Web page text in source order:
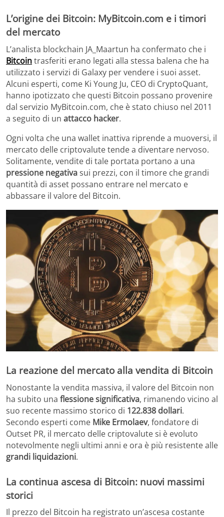
L’origine dei Bitcoin: MyBitcoin.com e i timori
del mercato
L’analista blockchain JA_Maartun ha confermato che i
Bitcointrasferiti erano legati alla stessa balena che ha
utilizzato i servizi di Galaxy per vendere i suoi asset.
Alcuni esperti, come Ki Young Ju, CEO di CryptoQuant,
hanno ipotizzato che questi Bitcoin possano provenire
dal servizio MyBitcoin.com, che è stato chiuso nel 2011
a seguito di un attacco hacker.
Ogni volta che una wallet inattiva riprende a muoversi, il
mercato delle criptovalute tende a diventare nervoso.
Solitamente, vendite di tale portata portano a una
pressione negativasui prezzi, con il timore che grandi
quantità di asset possano entrare nel mercato e
abbassare il valore del Bitcoin.
La reazione del mercato alla vendita di Bitcoin
Nonostante la vendita massiva, il valore del Bitcoin non
ha subito una flessione significativa, rimanendo vicino al
suo recente massimo storico di 122.838 dollari.
Secondo esperti come Mike Ermolaev, fondatore di
Outset PR, il mercato delle criptovalute si è evoluto
notevolmente negli ultimi anni e ora è più resistente alle
grandi liquidazioni.
La continua ascesa di Bitcoin: nuovi massimi
storici
Il prezzo del Bitcoin ha registrato un’ascesa costante